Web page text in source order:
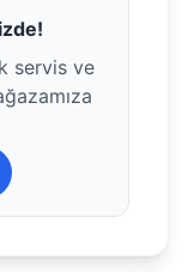
servis ve